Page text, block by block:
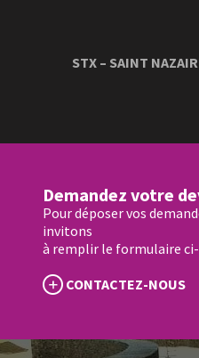
STX – SAINT
Demandez votre
Pour déposer vos
invitons
à remplir le formulaire ci-
CONTACTEZ-NOUS